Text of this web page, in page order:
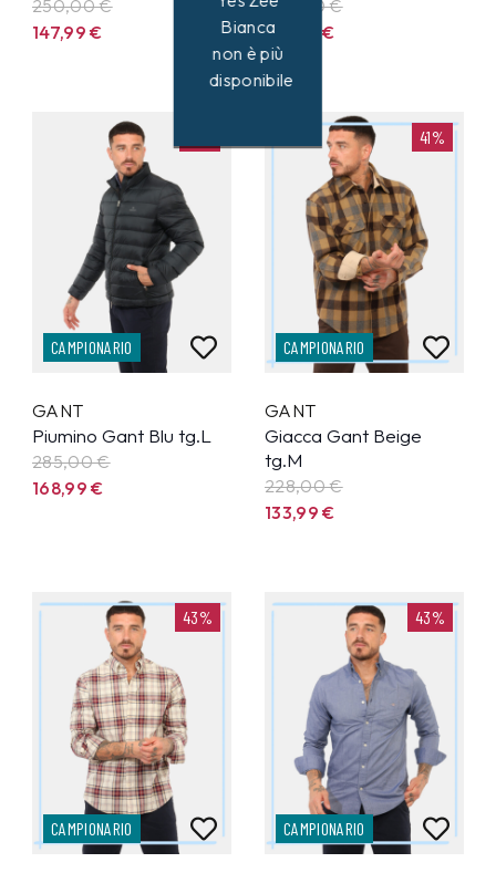
250,00 €
147,99€
228,00 €
133,99€
CAMPIONARIO
GANT
Piumino Gant Blu tg.L
285,00 €
168,99€
41%
CAMPIONARIO
GANT
Giacca Gant Beige
tg.M
228,00 €
133,99€
43%
CAMPIONARIO
43%
CAMPIONARIO
Bianca
non è più
disponibile